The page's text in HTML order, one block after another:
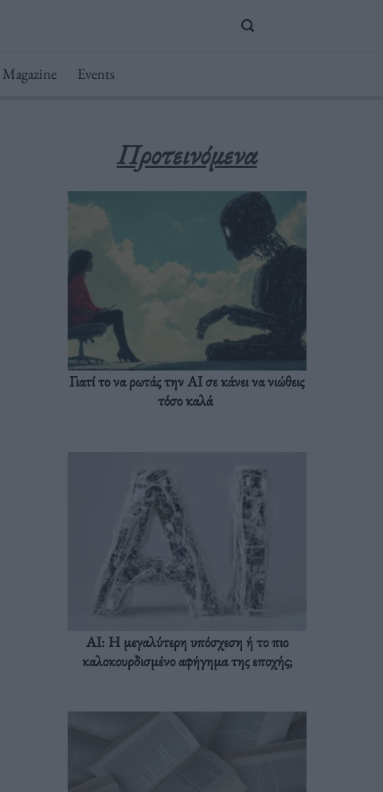
Magazine Events
Προτεινόμενα
Γιατί το να ρωτάς την AI σε κάνει να νιώθεις
τόσο καλά
AI: Η μεγαλύτερη υπόσχεση ή το πιο
καλοκουρδισμένο αφήγημα της εποχής;